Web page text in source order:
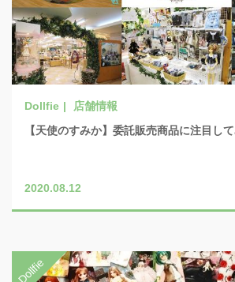
店舗情報
【天使のすみか】委託販売商品に注目し
2020.08.12